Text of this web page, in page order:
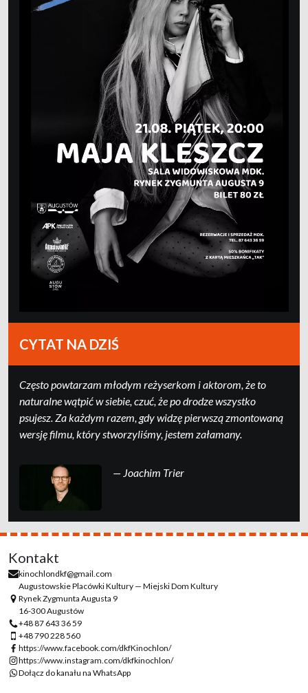
CYTAT NA DZIŚ
Często powtarzam młodym reżyserkom i aktorom, że to
naturalne wątpić w siebie, czuć, że po drodze wszystko
psujesz. Za każdym razem, gdy widzę pierwszą zmontowaną
wersję filmu, który stworzyliśmy, jestem załamany.
— Joachim Trier
Kontakt
kinochlondkf@gmail.com
Augustowskie Placówki Kultury — Miejski Dom Kultury
Rynek Zygmunta Augusta 9
16-300 Augustów
+48 87 643 36 59
+48 790 228 560
https://www.facebook.com/dkfKinochlon/
https://www.instagram.com/dkfkinochlon/
Dołącz do kanału na WhatsApp